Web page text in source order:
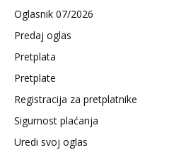
Oglasnik 07/2026
Predaj oglas
Pretplata
Pretplate
Registracija za pretplatnike
Sigurnost plaćanja
Uredi svoj oglas